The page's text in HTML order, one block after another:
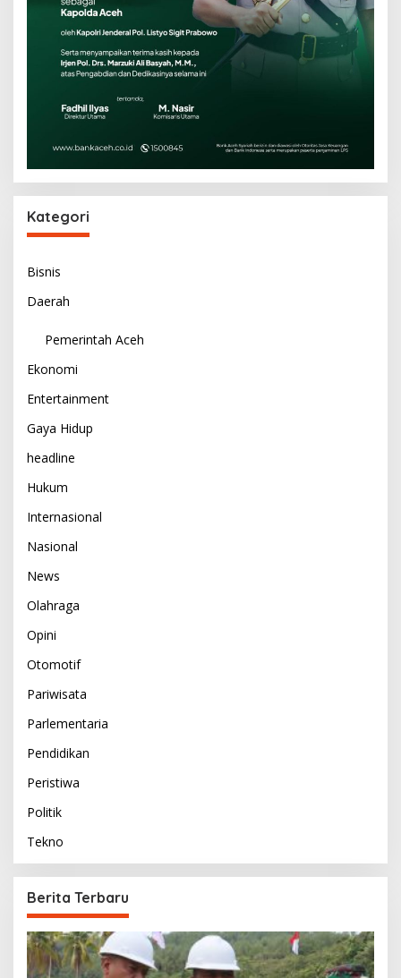
Kategori
Bisnis
Daerah
Pemerintah Aceh
Ekonomi
Entertainment
Gaya Hidup
headline
Hukum
Internasional
Nasional
News
Olahraga
Opini
Otomotif
Pariwisata
Parlementaria
Pendidikan
Peristiwa
Politik
Tekno
Berita Terbaru